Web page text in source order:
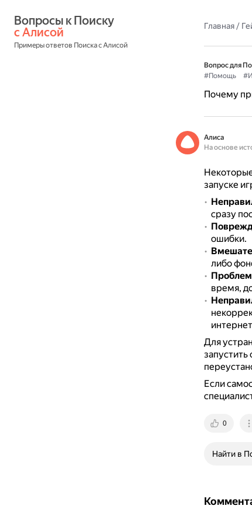
с Алисой
Примеры ответов Поиска с Алисой
Главная/
Вопрос для
#Помощь
Почему
Алиса
На основе
запуске
сразу
ошибки.
либо
время,
Для
Если
0
Найти в